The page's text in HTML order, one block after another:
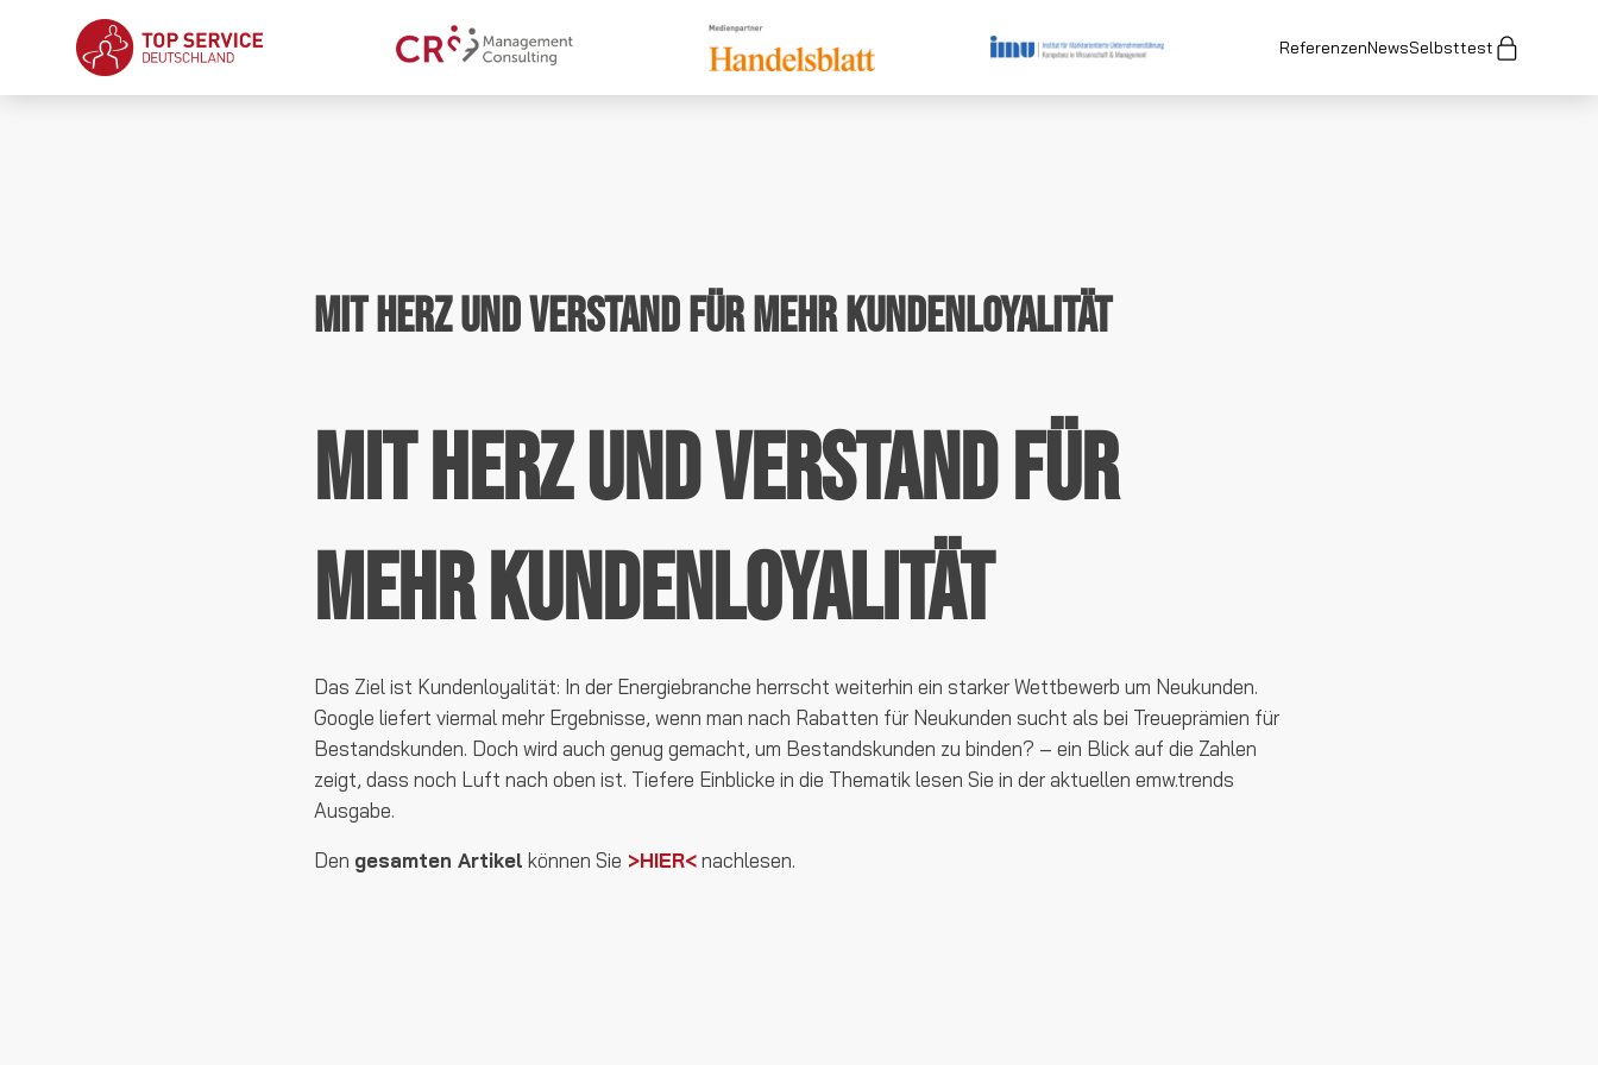
ReferenzenNewsSelbsttest
Mit Herz und Verstand für mehr Kundenloyalität
Mit Herz und Verstand für
mehr Kundenloyalität
Das Ziel ist Kundenloyalität: In der Energiebranche herrscht weiterhin ein starker Wettbewerb um Neukunden.
Google liefert viermal mehr Ergebnisse, wenn man nach Rabatten für Neukunden sucht als bei Treueprämien für
Bestandskunden. Doch wird auch genug gemacht, um Bestandskunden zu binden? – ein Blick auf die Zahlen
zeigt, dass noch Luft nach oben ist. Tiefere Einblicke in die Thematik lesen Sie in der aktuellen emw.trends
Ausgabe.
Den gesamten Artikel können Sie >HIER<nachlesen.